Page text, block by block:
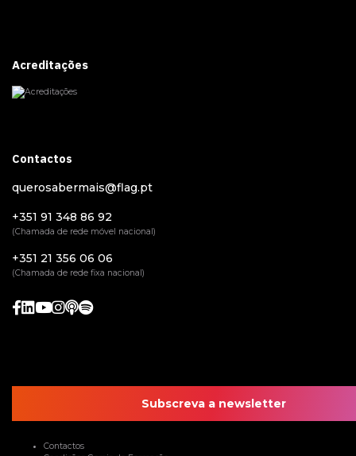
Acreditações
Contactos
querosabermais@flag.pt
+351 91 348 86 92
(Chamada de rede móvel nacional)
+351 21 356 06 06
(Chamada de rede fixa nacional)
Subscreva a newsletter
Contactos